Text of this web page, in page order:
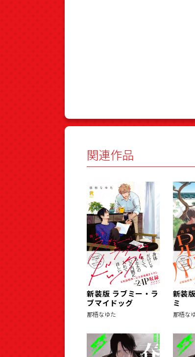
関連作品
新装版 ラブミー・ラ
ブマイドッグ
那梧なゆた
新装
ミ
那梧な